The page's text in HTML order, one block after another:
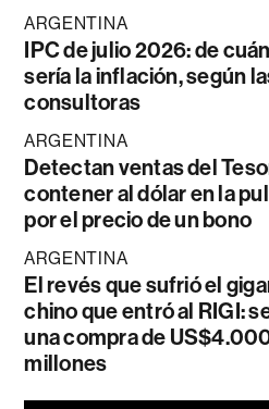
ARGENTINA
IPC de julio 2026: de
sería la inflación, según
consultoras
ARGENTINA
Detectan ventas del
contener al dólar en la
por el precio de un bono
ARGENTINA
El revés que sufrió el
chino que entró al RIGI:
una compra de
millones